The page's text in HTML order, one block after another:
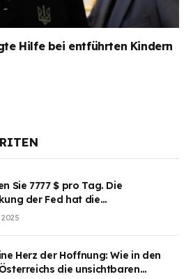
Hilfe bei entführten Kindern
Sie 7777 $ pro Tag. Die
der Fed hat die
des Marktes erregt.
Herz der Hoffnung: Wie in den
die unsichtbaren